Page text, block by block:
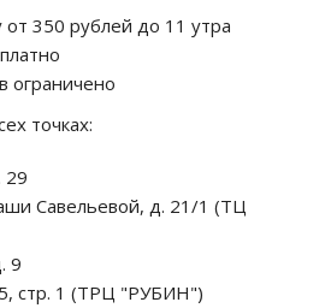
350 рублей до 11 утра
ограничено
точках:
29
Савельевой, д. 21/1 (ТЦ
9
стр. 1 (ТРЦ "РУБИН")